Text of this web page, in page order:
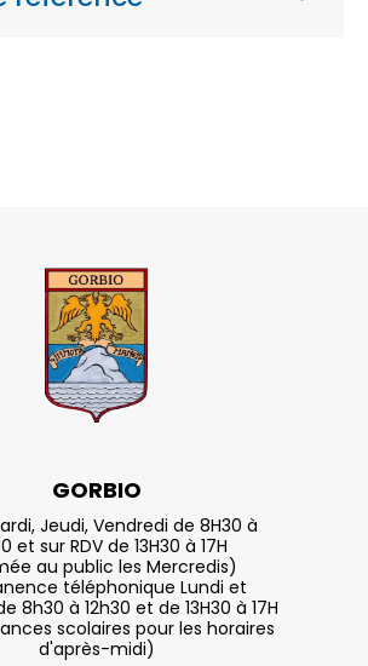
GORBIO
Jeudi, Vendredi de 8H30 à
et sur RDV de 13H30 à 17H
au public les Mercredis)
téléphonique Lundi et
8h30 à 12h30 et de 13H30 à 17H
scolaires pour les horaires
d'après-midi)